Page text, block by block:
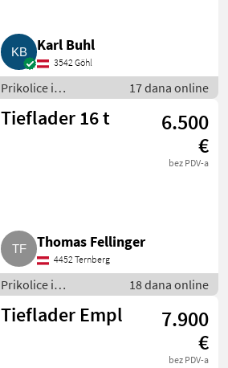
Karl Buhl
3542 Göhl
Prikolice i
transportna vozila /
Niski utovarivači
17 dana online
Tieflader 16 t
6.500
€
bez PDV-a
Thomas Fellinger
4452 Ternberg
Prikolice i
transportna vozila /
Niski utovarivači
18 dana online
Tieflader Empl
7.900
€
bez PDV-a